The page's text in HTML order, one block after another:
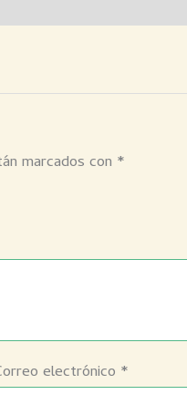
marcados con *
electrónico *